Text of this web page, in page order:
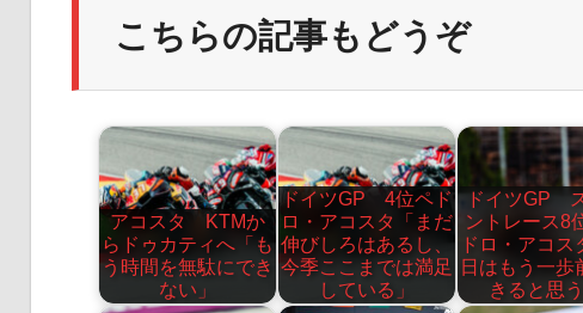
こちらの記事もどうぞ
アコスタ KTMか
らドゥカティへ「も
う時間を無駄にでき
ない」
ドイツGP 4位ペド
ロ・アコスタ「まだ
伸びしろはあるし、
今季ここまでは満足
している」
ドイツGP
ントレース
ドロ・アコス
日はもう一歩
きると思う